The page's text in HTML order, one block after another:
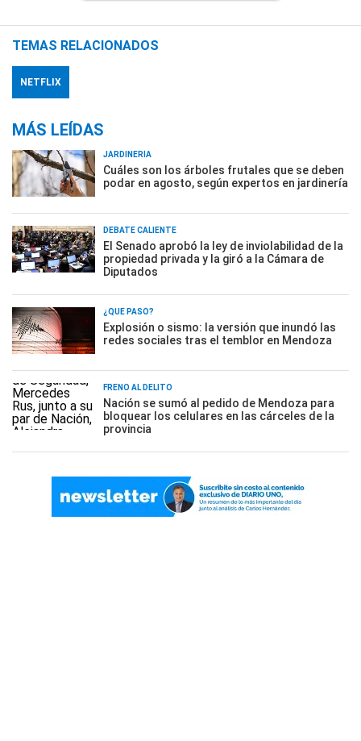
TEMAS RELACIONADOS
NETFLIX
MÁS LEÍDAS
JARDINERÍA
Cuáles son los árboles frutales que se deben
podar en agosto, según expertos en jardinería
DEBATE CALIENTE
El Senado aprobó la ley de inviolabilidad de la
propiedad privada y la giró a la Cámara de
Diputados
¿QUÉ PASÓ?
Explosión o sismo: la versión que inundó las
redes sociales tras el temblor en Mendoza
FRENO AL DELITO
Nación se sumó al pedido de Mendoza para
bloquear los celulares en las cárceles de la
provincia